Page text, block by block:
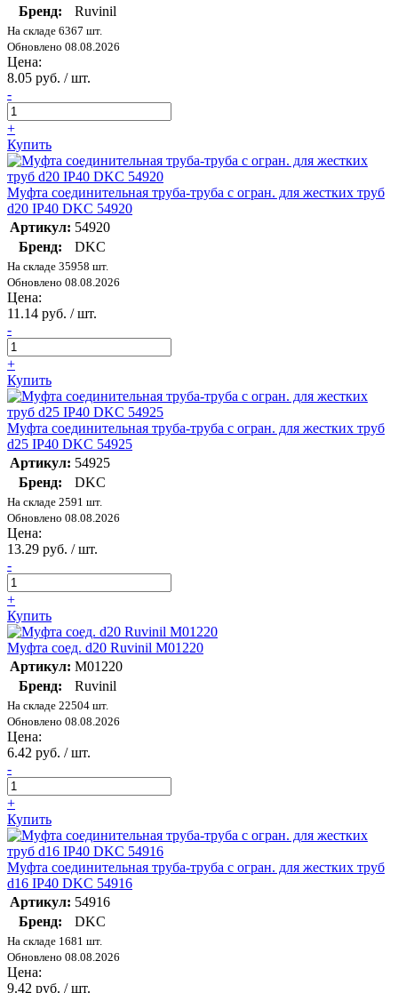
Бренд:
Ruvinil
На складе 6367 шт.
Обновлено 08.08.2026
Цена:
8.05 руб. / шт.
-
+
Купить
Муфта соединительная труба-труба с огран. для жестких труб
d20 IP40 DKC 54920
Артикул: 54920
Бренд:
DKC
На складе 35958 шт.
Обновлено 08.08.2026
Цена:
11.14 руб. / шт.
-
+
Купить
Муфта соединительная труба-труба с огран. для жестких труб
d25 IP40 DKC 54925
Артикул: 54925
Бренд:
DKC
На складе 2591 шт.
Обновлено 08.08.2026
Цена:
13.29 руб. / шт.
-
+
Купить
Муфта соед. d20 Ruvinil М01220
Артикул: М01220
Бренд:
Ruvinil
На складе 22504 шт.
Обновлено 08.08.2026
Цена:
6.42 руб. / шт.
-
+
Купить
Муфта соединительная труба-труба с огран. для жестких труб
d16 IP40 DKC 54916
Артикул: 54916
Бренд:
DKC
На складе 1681 шт.
Обновлено 08.08.2026
Цена:
9.42 руб. / шт.